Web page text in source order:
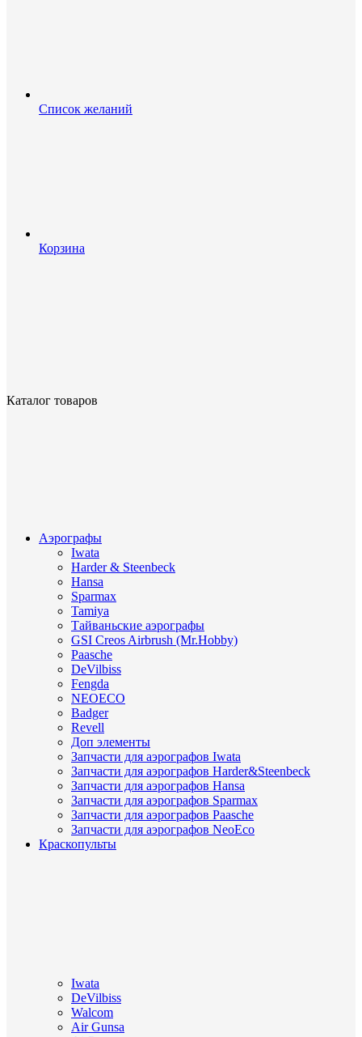
Список желаний
Корзина
Каталог товаров
Аэрографы
Iwata
Harder & Steenbeck
Hansa
Sparmax
Tamiya
Тайваньские аэрографы
GSI Creos Airbrush (Mr.Hobby)
Paasche
DeVilbiss
Fengda
NEOECO
Badger
Revell
Доп элементы
Запчасти для аэрографов Iwata
Запчасти для аэрографов Harder&Steenbeck
Запчасти для аэрографов Hansa
Запчасти для аэрографов Sparmax
Запчасти для аэрографов Paasche
Запчасти для аэрографов NeoEco
Краскопульты
Iwata
DeVilbiss
Walcom
Air Gunsa